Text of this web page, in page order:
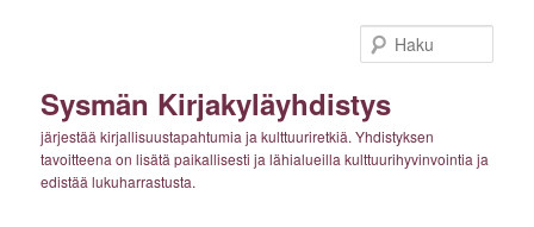
Sysmän Kirjakyläyhdistys
järjestää kirjallisuustapahtumia ja kulttuuriretkiä. Yhdistyksen
tavoitteena on lisätä paikallisesti ja lähialueilla kulttuurihyvinvointia ja
edistää lukuharrastusta.